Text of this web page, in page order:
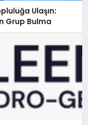
Ulaşın:
Grup Bulma